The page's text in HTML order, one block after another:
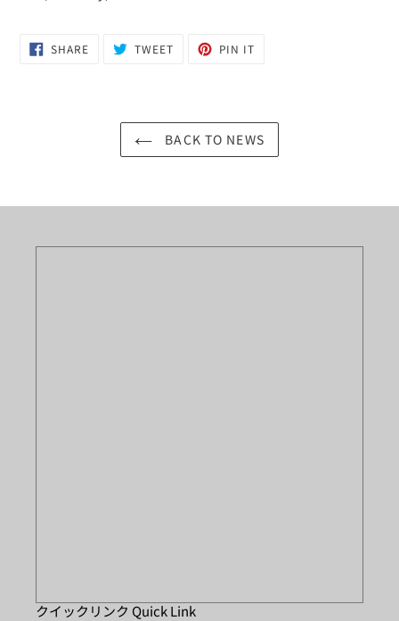
SHARESHARE
ON
TWEETTWEET PIN IT
BACK TO NEWS
クイックリンク Quick Link